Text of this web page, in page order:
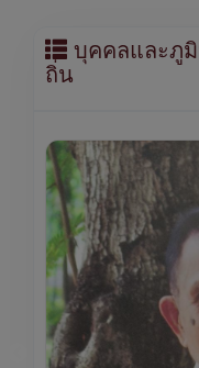
บุคคลและภู
ถิ่น